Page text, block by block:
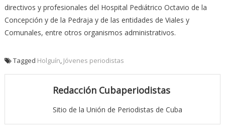
directivos y profesionales del Hospital Pediátrico Octavio de la
Concepción y de la Pedraja y de las entidades de Viales y
Comunales, entre otros organismos administrativos.
Tagged Holguín, Jóvenes periodistas
Redacción Cubaperiodistas
Sitio de la Unión de Periodistas de Cuba